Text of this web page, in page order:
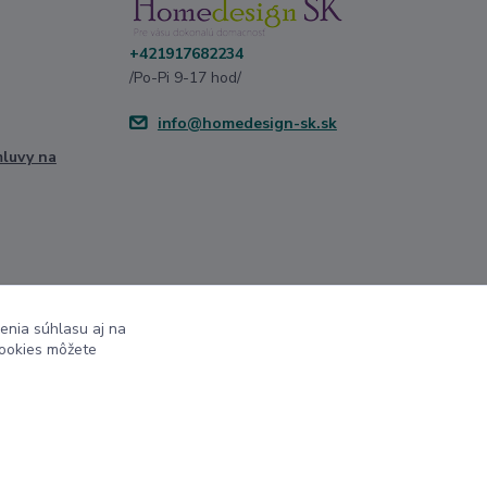
na
+421917682234
/Po-Pi 9-17 hod/
info@homedesign-sk.sk
súhlasu aj na
môžete